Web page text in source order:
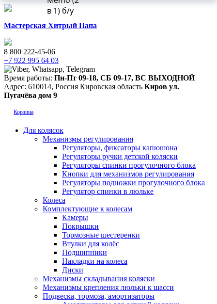
Мастерская Хитрый Папа
8 800 222-45-06
+7 922 995 64 03
Время работы: Пн-Пт 09-18, СБ 09-17, ВС ВЫХОДНОЙ
Адрес: 610014, Россия Кировская область Киров ул.
Пугачёва дом 9
Корзина
Для колясок
Механизмы регулирования
Регуляторы, фиксаторы капюшона
Регуляторы ручки детской коляски
Регуляторы спинки прогулочного блока
Кнопки для механизмов регулирования
Регуляторы подножки прогулочного блока
Регулятор спинки в люльке
Колеса
Комплектующие к колесам
Камеры
Покрышки
Тормозные шестеренки
Втулки для колёс
Подшипники
Накладки на колеса
Диски
Механизмы складывания коляски
Механизмы крепления люльки к шасси
Подвеска, тормоза, амортизаторы
в 1) б/у